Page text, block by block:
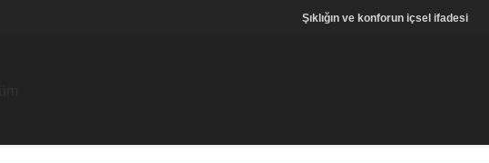
Şıklığın ve konforun içsel ifadesi